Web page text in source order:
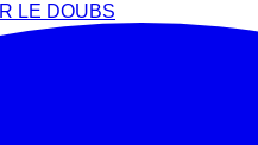
LE DOUBS